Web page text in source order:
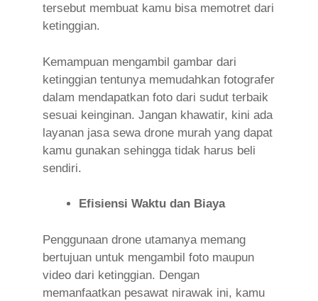
tersebut membuat kamu bisa memotret dari
ketinggian.
Kemampuan mengambil gambar dari
ketinggian tentunya memudahkan fotografer
dalam mendapatkan foto dari sudut terbaik
sesuai keinginan. Jangan khawatir, kini ada
layanan jasa sewa drone murah yang dapat
kamu gunakan sehingga tidak harus beli
sendiri.
Efisiensi Waktu dan Biaya
Penggunaan drone utamanya memang
bertujuan untuk mengambil foto maupun
video dari ketinggian. Dengan
memanfaatkan pesawat nirawak ini, kamu